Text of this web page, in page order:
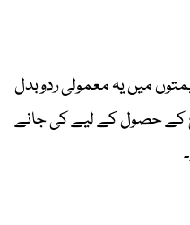
میں یہ معمولی ردوبدل
کے حصول کے لیے کی جانے